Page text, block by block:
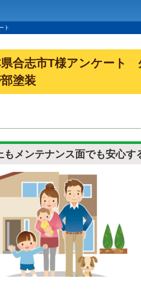
ト
合志市T様アンケート
塗装
もメンテナンス面でも安心す